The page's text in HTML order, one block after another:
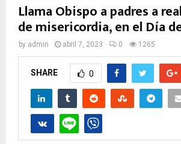
Llama Obispo a padres a
de misericordia, en el Día
by admin abril 7, 2023 0 1265
SHARE 0